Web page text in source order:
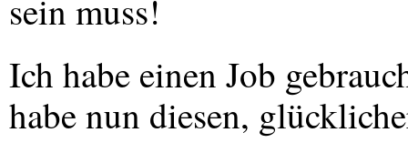
sein muss!
Ich habe einen Job
habe nun diesen,